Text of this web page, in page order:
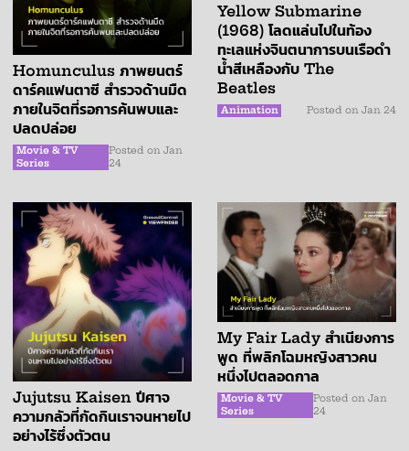
Homunculus ภาพยนตร์
ดาร์คแฟนตาซี สำรวจด้านมืด
ภายในจิตที่รอการค้นพบและ
ปลดปล่อย
Movie & TV
Series
Posted onJan
24
Yellow Submarine
(1968) โลดแล่นไปในท้อง
ทะเลแห่งจินตนาการบนเรือดำ
น้ำสีเหลืองกับ The
Beatles
Animation Posted on Jan 24
Jujutsu Kaisen ปีศาจ
ความกลัวที่กัดกินเราจนหายไป
อย่างไร้ซึ่งตัวตน
My Fair Lady สำเนียงการ
พูด ที่พลิกโฉมหญิงสาวคน
หนึ่งไปตลอดกาล
Movie & TV
Series
Posted onJan
24